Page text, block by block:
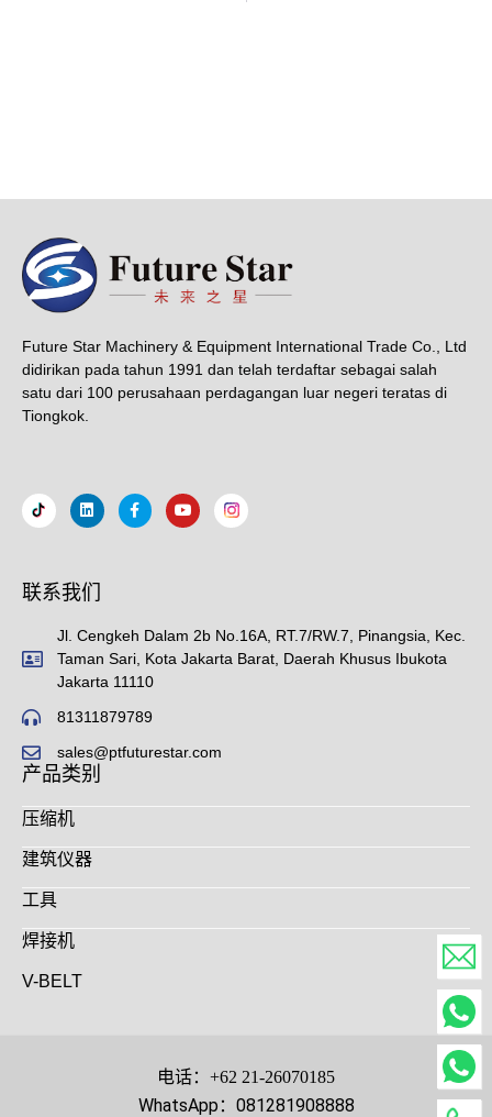
Future Star Machinery & Equipment International Trade Co., Ltd
didirikan pada tahun 1991 dan telah terdaftar sebagai salah
satu dari 100 perusahaan perdagangan luar negeri teratas di
Tiongkok.
联系我们
Jl. Cengkeh Dalam 2b No.16A, RT.7/RW.7, Pinangsia, Kec.
Taman Sari, Kota Jakarta Barat, Daerah Khusus Ibukota
Jakarta 11110
81311879789
sales@ptfuturestar.com
产品类别
压缩机
建筑仪器
工具
焊接机
V-BELT
电话：+62 21-26070185
WhatsApp：081281908888